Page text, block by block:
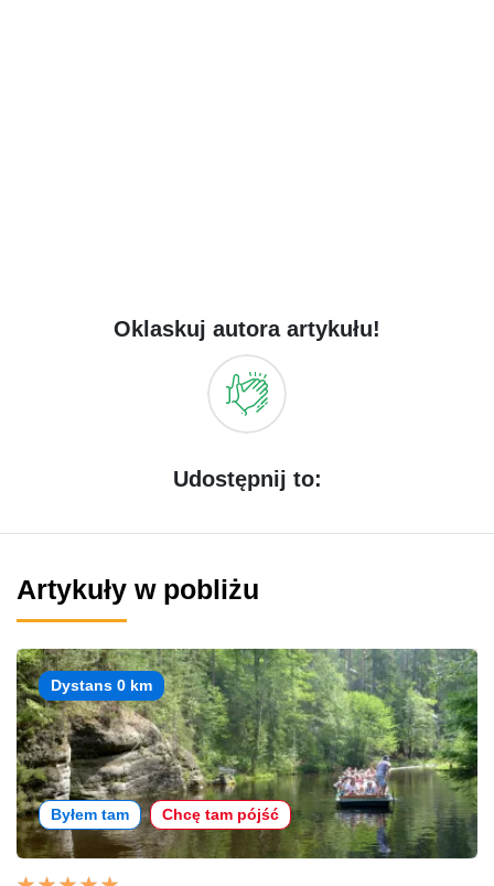
Oklaskuj autora artykułu!
Udostępnij to:
Artykuły w pobliżu
Dystans 0 km
Byłem tam Chcę tam pójść